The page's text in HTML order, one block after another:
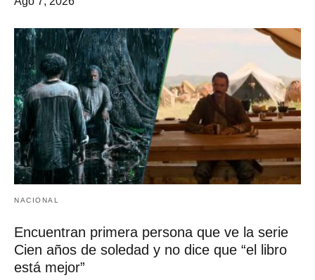
NACIONAL
Encuentran primera persona que ve la serie
Cien años de soledad y no dice que “el libro
está mejor”